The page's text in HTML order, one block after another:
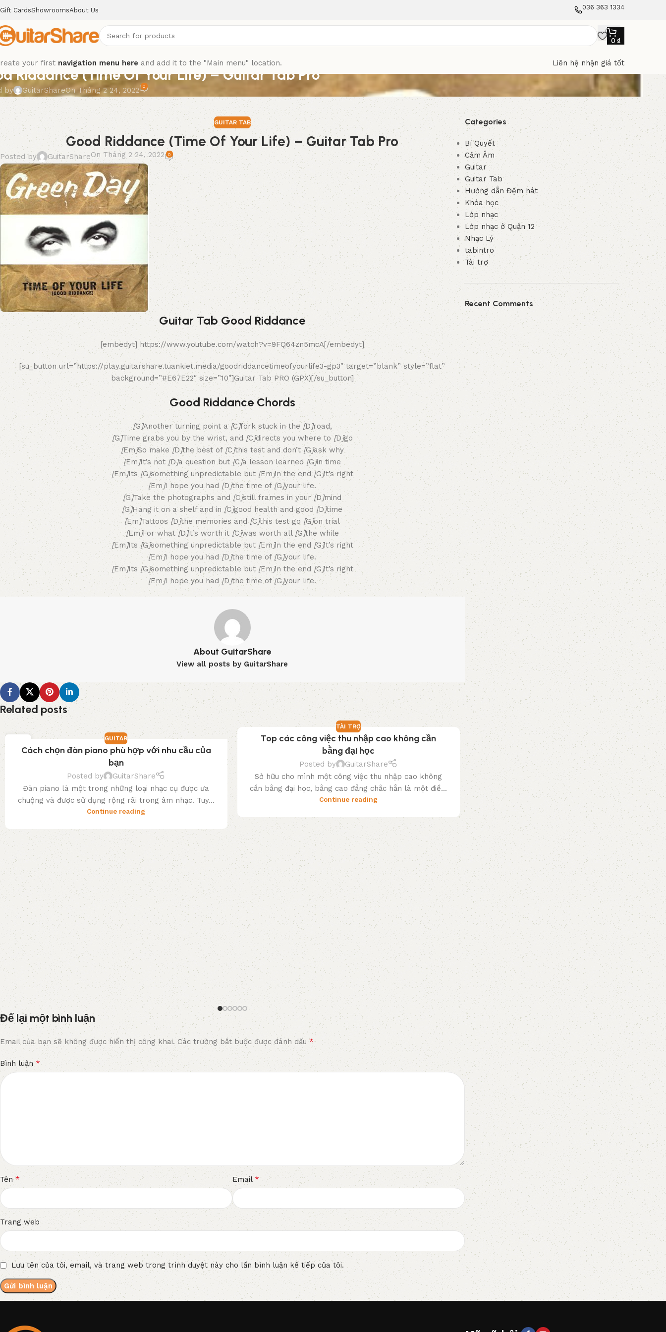
Gift CardsShowroomsAbout Us 036 363 1334
0 ₫
your first navigation menu here and add it to the "Main menu" location. Liên hệ nhận giá tốt
TAB
Riddance (Time Of Your Life) – Guitar Tab Pro
by GuitarShareOn Tháng 2 24, 2022 0
GUITAR TAB
Good Riddance (Time Of Your Life) – Guitar Tab Pro
Posted by GuitarShareOn Tháng 2 24, 2022 0
Guitar Tab Good Riddance
[embedyt] https://www.youtube.com/watch?v=9FQ64zn5mcA[/embedyt]
[su_button url=”https://play.guitarshare.tuankiet.media/goodriddancetimeofyourlife3-gp3″ target=”blank” style=”flat”
background=”#E67E22″ size=”10″]Guitar Tab PRO (GPX)[/su_button]
Good Riddance Chords
[G]Another turning point a [C ]fork stuck in the [D]road,
[G ]Time grabs you by the wrist, and [C]directs you where to[D]go
[Em]So make[D ]the best of [C ]this test and don’t[G ]ask why
[Em ]It’s not[D]a question but[C]a lesson learned[G]in time
[Em]Its [G ]something unpredictable but [Em]in the end [G]it’s right
[Em]I hope you had [D]the time of [G ]your life.
[G ]Take the photographs and[C ]still frames in your[D ]mind
[G ]Hang it on a shelf and in [C]good health and good [D]time
[Em ]Tattoos[D ]the memories and[C ]this test go [G]on trial
[Em ]For what [D]it’s worth it[C ]was worth all[G ]the while
[Em ]Its [G ]something unpredictable but[Em ]in the end[G]it’s right
[Em]I hope you had[D]the time of[G]your life.
[Em ]Its [G]something unpredictable but[Em]in the end [G ]it’s right
[Em]I hope you had[D]the time of[G]your life.
About GuitarShare
View all posts by GuitarShare
Related posts
TH3
GUITAR
Cách chọn đàn piano phù hợp với nhu cầu của
bạn
Posted by
GuitarShare
Đàn piano là một trong những loại nhạc cụ được ưa
chuộng và được sử dụng rộng rãi trong âm nhạc. Tuy...
Continue reading
TÀI TRỢ
Top các công việc thu nhập cao không cần
bằng đại học
Posted by
GuitarShare
Sở hữu cho mình một công việc thu nhập cao không
cần bằng đại học, bằng cao đẳng chắc hẳn là một điề...
Continue reading
GUITAR
[Guitar Tab] Ước Mơ Của Mẹ – Văn Mai
Posted by
GuitarShare
Ước Mơ của mẹ Tab Guitar Hợp âm Ước mơ của
Verse 1: ...Con hỏi ước mơ của mẹ thế nào Đã
Continue reading
Để lại một bình luận
Email của bạn sẽ không được hiển thị công khai. Các trường bắt buộc được đánh dấu *
Bình luận*
Tên* Email *
Trang web
Lưu tên của tôi, email, và trang web trong trình duyệt này cho lần bình luận kế tiếp của tôi.
Categories
Bí Quyết
Cảm Âm
Guitar
Guitar Tab
Hướng dẫn Đệm hát
Khóa học
Lớp nhạc
Lớp nhạc ở Quận 12
Nhạc Lý
tabintro
Tài trợ
Recent Comments